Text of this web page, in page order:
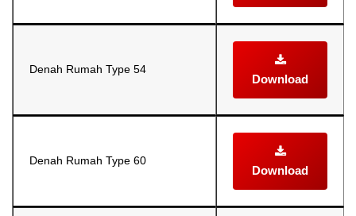
Denah Rumah Type 54
Download
Denah Rumah Type 60
Download